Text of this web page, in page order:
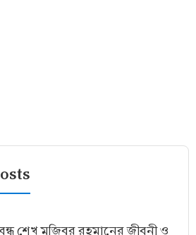
শেখ মুজিবুর রহমানের জীবনী ও